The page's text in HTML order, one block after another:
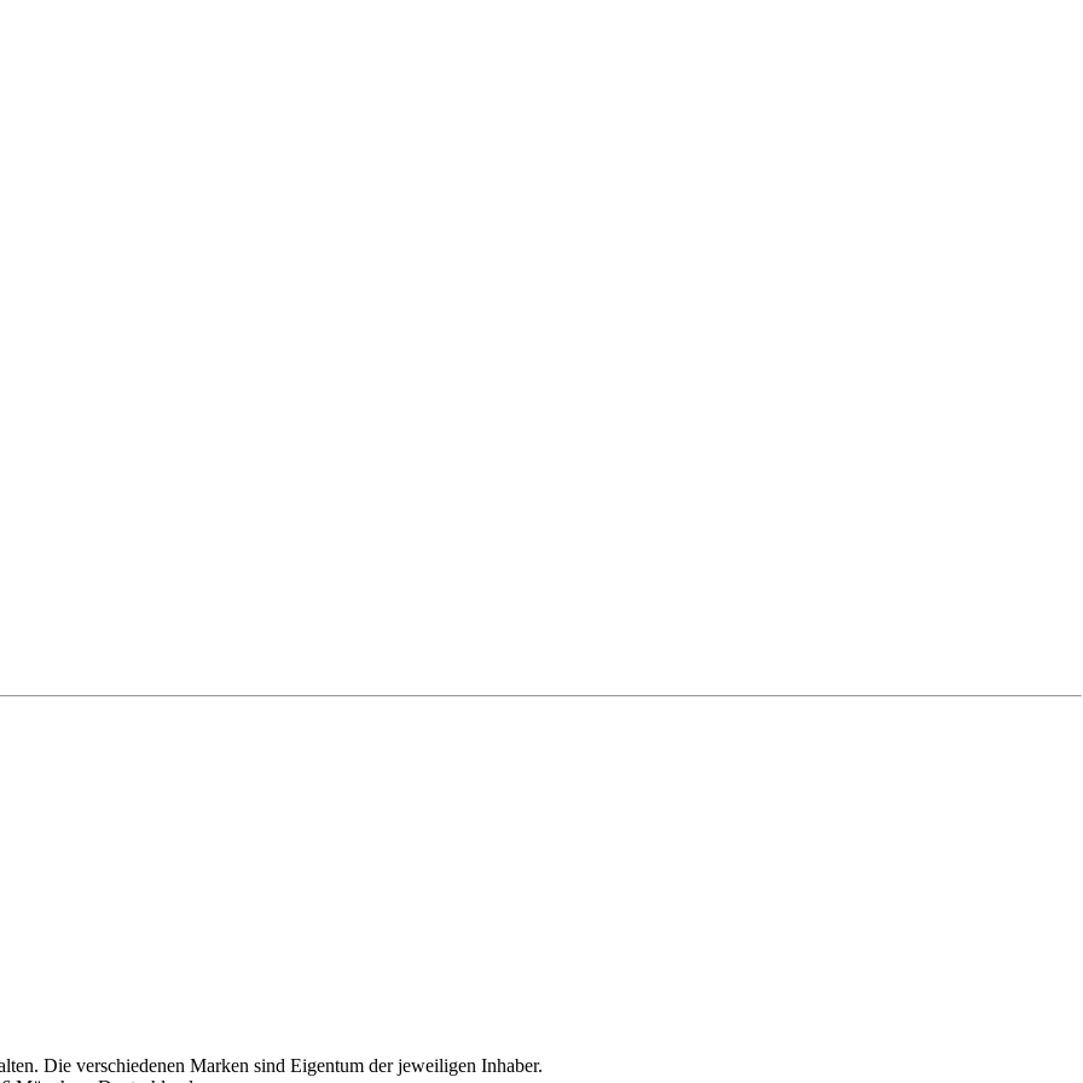
Details finden Sie
ein leerer Wert angezeigt. Wenn der Zeile "Geschenkeintrag"
den Betrag mit dieser Angabe und zeigt ihn im Raster an,
vorhanden sind, zeigt das Raster einen zusammengefassten Wert an,
Anforderungen auf:
BarCode-Spalte an. Bevor Daten eingegeben werden, wird sie als
Wert findet, wird die Spalte aktualisiert, sodass der Name des
extends LightningElement {
to this component from Gift Entry Grid
in a display component
Die verschiedenen Marken sind Eigentum der jeweiligen Inhaber.